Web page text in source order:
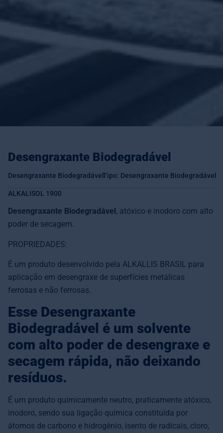
Desengraxante Biodegradável
Desengraxante BiodegradávelTipo: Desengraxante Biodegradável
ALKALISOL 1900
Desengraxante Biodegradável , atóxico e inodoro com alto
poder de secagem.
PROPRIEDADES:
É um produto desenvolvido pela ALKALLIS BRASIL para
aplicação em desengraxe de superfícies metálicas
ferrosas e não ferrosas.
Esse Desengraxante
Biodegradável é um solvente
com alto poder de desengraxe e
secagem rápida, não deixando
resíduos.
É um produto quimicamente neutro, praticamente atóxico,
inodoro, sendo sua ligação química constituída por
átomos de carbono e hidrogênio, isento de radicais, cloro,